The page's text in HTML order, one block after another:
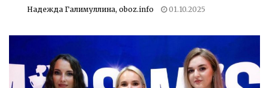
Надежда Галимуллина, oboz.info 01.10.2025